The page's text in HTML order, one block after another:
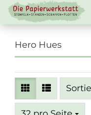
Hero Hues